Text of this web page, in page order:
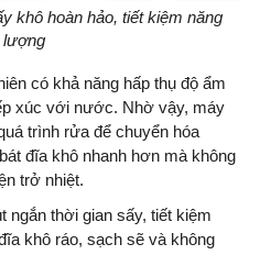
khô hoàn hảo, tiết kiệm năng
lượng
có khả năng hấp thụ độ ẩm
xúc với nước. Nhờ vậy, máy
trình rửa để chuyển hóa
đĩa khô nhanh hơn mà không
trở nhiệt.
ngắn thời gian sấy, tiết kiệm
khô ráo, sạch sẽ và không